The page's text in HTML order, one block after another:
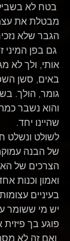
בטח לא
מבטלת את
הגבר שלא
גם בפן
אותי, ולך לא
באים, סשן
גומר, הולך.
והוא נשבר
שהיינו יחד.
לשולט ונשלט
של הבנה
הצרכים של
ואמון וכנות
בעיניים
יש מי ששומר
פוגע בך פיזית
ואם זה לא